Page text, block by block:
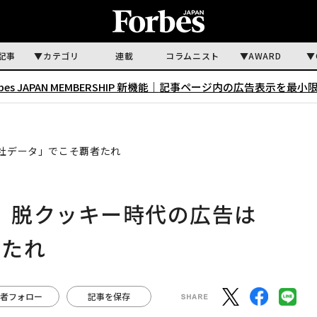
事 カテゴリ 連載 コラムニスト AWARD
JAPAN MEMBERSHIP 新機能｜ 記事ページ内の広告表示を最小
データ」でこそ覇者たれ
クッキー時代の広告は
れ
フォロー 記事を保存